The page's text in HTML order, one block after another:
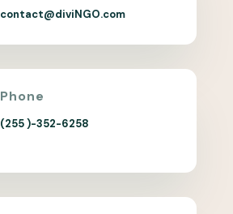
contact@diviNGO.com
Phone
(255 )-352-6258